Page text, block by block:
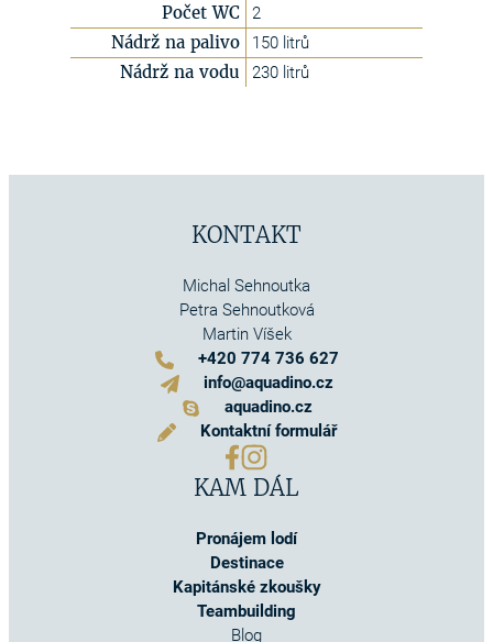
Počet WC 2
Nádrž na palivo 150 litrů
Nádrž na vodu 230 litrů
KONTAKT
Michal Sehnoutka
Petra Sehnoutková
Martin Víšek
+420 774 736 627
info@aquadino.cz
aquadino.cz
Kontaktní formulář
KAM DÁL
Pronájem lodí
Destinace
Kapitánské zkoušky
Teambuilding
Blog